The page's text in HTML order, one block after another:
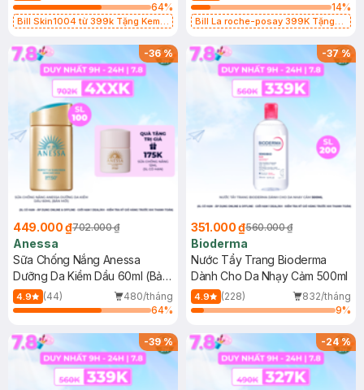
64%
Bill Skin1004 từ 399k Tặng Kem
SPF 50+ 20ml (SL Có Hạn)
14%
Bill La roche-posay 399K Tặng
(SL có hạn)
-36%
449.000 ₫702.000 ₫
Anessa
Sữa Chống Nắng Anessa
Dưỡng Da Kiềm Dầu 60ml (Bản
Mới)
4.9 (44)
480/tháng
64%
-37%
351.000 ₫560.000 ₫
Bioderma
Nước Tẩy Trang Bioderma
Dành Cho Da Nhạy Cảm 500ml
4.9 (228)
832/tháng
9%
-39% -24%